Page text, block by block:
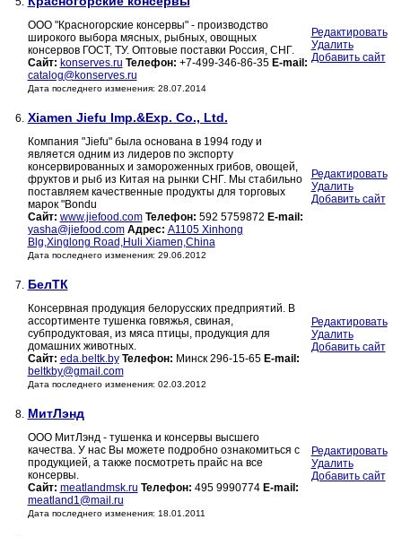
ООО "Красногорские консервы" - производство
широкого выбора мясных, рыбных, овощных
консервов ГОСТ, ТУ. Оптовые поставки Россия, СНГ.
Сайт: konserves.ru Телефон: +7-499-346-86-35 E-mail:
catalog@konserves.ru
Дата последнего изменения: 28.07.2014
Редактировать
Удалить
Добавить сайт
6. Xiamen Jiefu Imp.&Exp. Co., Ltd.
Компания "Jiefu" была основана в 1994 году и
является одним из лидеров по экспортy
консервированных и замороженных грибов, овощей,
фруктов и рыб из Китая на рынки СНГ. Мы стабильно
поставляем качественные продукты для торговых
марок "Bondu
Сайт: www.jiefood.com Телефон: 592 5759872 E-mail:
yasha@jiefood.com Адрес: A1105 Xinhong
Blg,Xinglong Road,Huli Xiamen,China
Дата последнего изменения: 29.06.2012
Редактировать
Удалить
Добавить сайт
7. БелТК
Консервная продукция белорусских предприятий. В
ассортименте тушенка говяжья, свиная,
субпродуктовая, из мяса птицы, продукция для
домашних животных.
Сайт: eda.beltk.by Телефон: Минск 296-15-65 E-mail:
beltkby@gmail.com
Дата последнего изменения: 02.03.2012
Редактировать
Удалить
Добавить сайт
8. МитЛэнд
ООО МитЛэнд - тушенка и консервы высшего
качества. У нас Вы можете подробно ознакомиться с
продукцией, а также посмотреть прайс на все
консервы.
Сайт: meatlandmsk.ru Телефон: 495 9990774 E-mail:
meatland1@mail.ru
Дата последнего изменения: 18.01.2011
Редактировать
Удалить
Добавить сайт